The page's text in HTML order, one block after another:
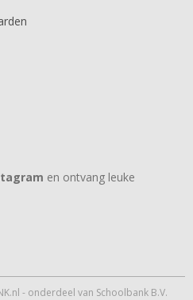
en ontvang leuke
- onderdeel van Schoolbank B.V.